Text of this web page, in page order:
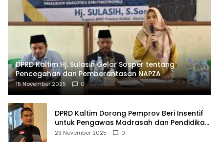
DPRD Kaltim Hj. Sulasih Gelar Sosper tentang
Pencegahan dan Pemberantasan NAPZA
15 November 2025 0
DPRD Kaltim Dorong Pemprov Beri Insentif
untuk Pengawas Madrasah dan Pendidikan
Agama
29 November 2025 0